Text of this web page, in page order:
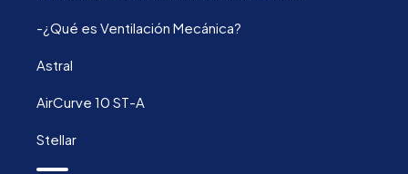
-¿Qué es Ventilación Mecánica?
Astral
AirCurve 10 ST-A
Stellar